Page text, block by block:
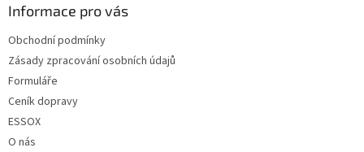
Informace pro vás
Obchodní podmínky
Zásady zpracování osobních údajů
Formuláře
Ceník dopravy
ESSOX
O nás